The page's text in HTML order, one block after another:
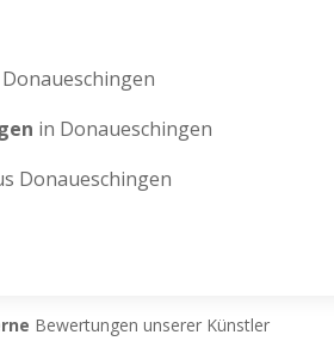
in Donaueschingen
Donaueschingen
Bewertungen unserer Künstler